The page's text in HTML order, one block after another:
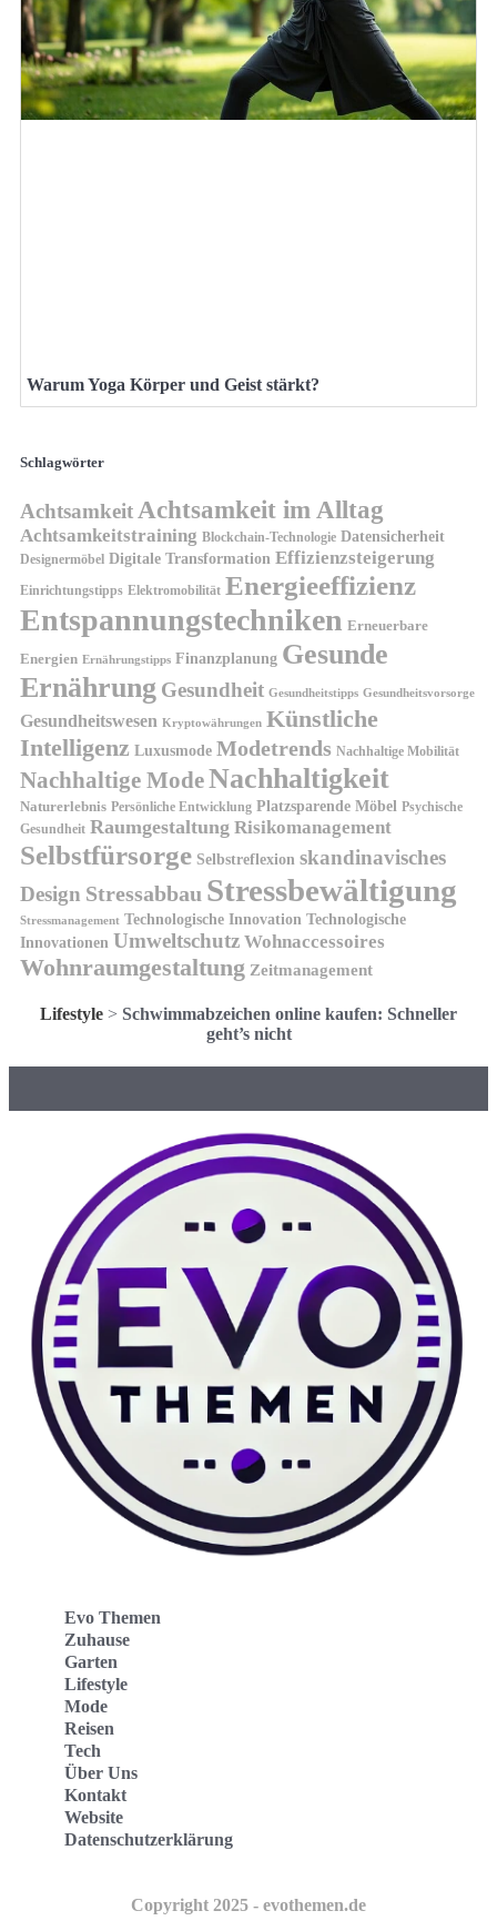
Warum Yoga Körper und Geist stärkt?
Schlagwörter
AchtsamkeitAchtsamkeit im Alltag
Achtsamkeitstraining Blockchain-Technologie Datensicherheit
Designermöbel Digitale Transformation Effizienzsteigerung
Einrichtungstipps Elektromobilität Energieeffizienz
Entspannungstechniken Erneuerbare
Energien Ernährungstipps Finanzplanung Gesunde
Ernährung Gesundheit Gesundheitstipps Gesundheitsvorsorge
Gesundheitswesen Kryptowährungen Künstliche
Intelligenz Luxusmode Modetrends Nachhaltige Mobilität
Nachhaltige ModeNachhaltigkeit
Naturerlebnis Persönliche Entwicklung Platzsparende Möbel Psychische
Gesundheit Raumgestaltung Risikomanagement
Selbstfürsorge Selbstreflexion skandinavisches
Design Stressabbau Stressbewältigung
Stressmanagement Technologische Innovation Technologische
Innovationen Umweltschutz Wohnaccessoires
Wohnraumgestaltung Zeitmanagement
Lifestyle > Schwimmabzeichen online kaufen: Schneller
geht’s nicht
Evo Themen
Zuhause
Garten
Lifestyle
Mode
Reisen
Tech
Über Uns
Kontakt
Website
Datenschutzerklärung
Copyright 2025 - evothemen.de